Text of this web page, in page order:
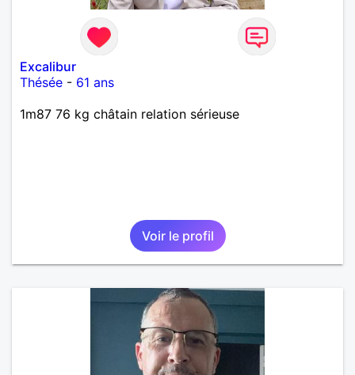
Excalibur
Thésée - 61 ans
1m87 76 kg châtain relation sérieuse
Voir le profil